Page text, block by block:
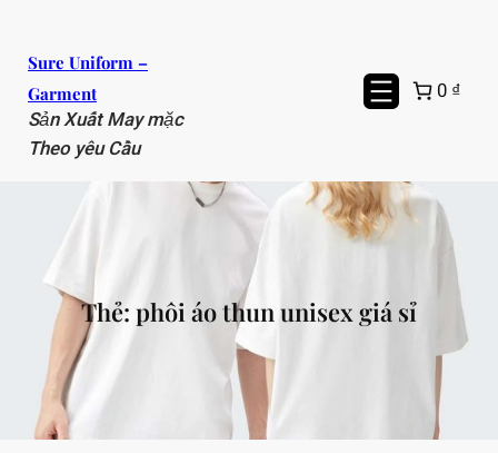
phần
dung
Sure Uniform –
Garment
Sản Xuất May mặc
Theo yêu Cầu
0 ₫
Thẻ: phôi áo thun unisex giá sỉ